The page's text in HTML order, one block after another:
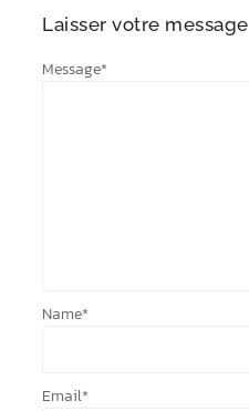
Laisser votre message
Message*
Name*
Email*